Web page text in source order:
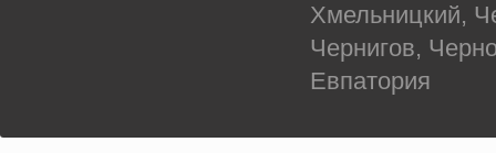
Хмельницкий,
Чернигов,
Евпатория